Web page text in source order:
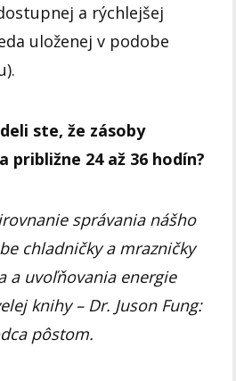
a rýchlejšej
uloženej v podobe
ste, že zásoby
približne 24 až 36 hodín?
správania nášho
chladničky a mrazničky
a uvoľňovania energie
knihy – Dr. Juson Fung:
pôstom.